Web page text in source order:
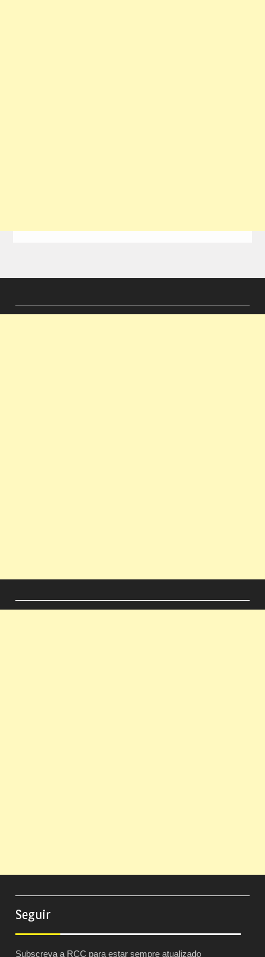
Seguir
Subscreva a RCC para estar sempre atualizado